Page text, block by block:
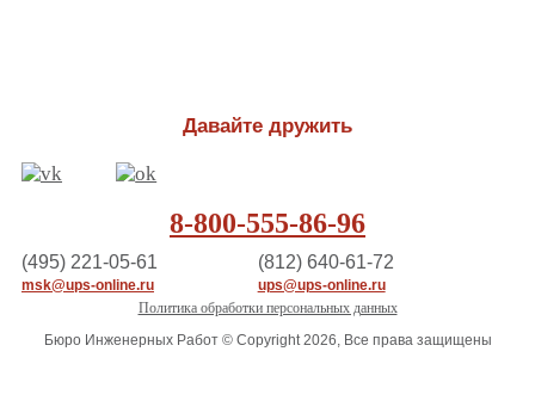
Давайте дружить
8-800-555-86-96
(495) 221-05-61
msk@ups-online.ru
(812) 640-61-72
ups@ups-online.ru
Политика обработки персональных данных
Бюро Инженерных Работ © Copyright 2026, Все права защищены